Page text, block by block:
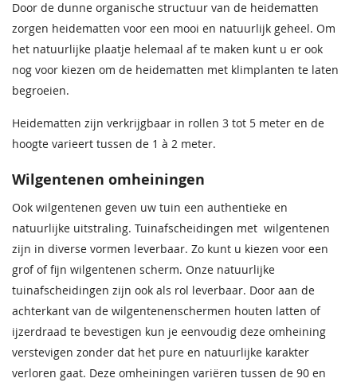
Door de dunne organische structuur van de heidematten
zorgen heidematten voor een mooi en natuurlijk geheel. Om
het natuurlijke plaatje helemaal af te maken kunt u er ook
nog voor kiezen om de heidematten met klimplanten te laten
begroeien.
Heidematten zijn verkrijgbaar in rollen 3 tot 5 meter en de
hoogte varieert tussen de 1 à 2 meter.
Wilgentenen omheiningen
Ook wilgentenen geven uw tuin een authentieke en
natuurlijke uitstraling. Tuinafscheidingen met wilgentenen
zijn in diverse vormen leverbaar. Zo kunt u kiezen voor een
grof of fijn wilgentenen scherm. Onze natuurlijke
tuinafscheidingen zijn ook als rol leverbaar. Door aan de
achterkant van de wilgentenenschermen houten latten of
ijzerdraad te bevestigen kun je eenvoudig deze omheining
verstevigen zonder dat het pure en natuurlijke karakter
verloren gaat. Deze omheiningen variëren tussen de 90 en